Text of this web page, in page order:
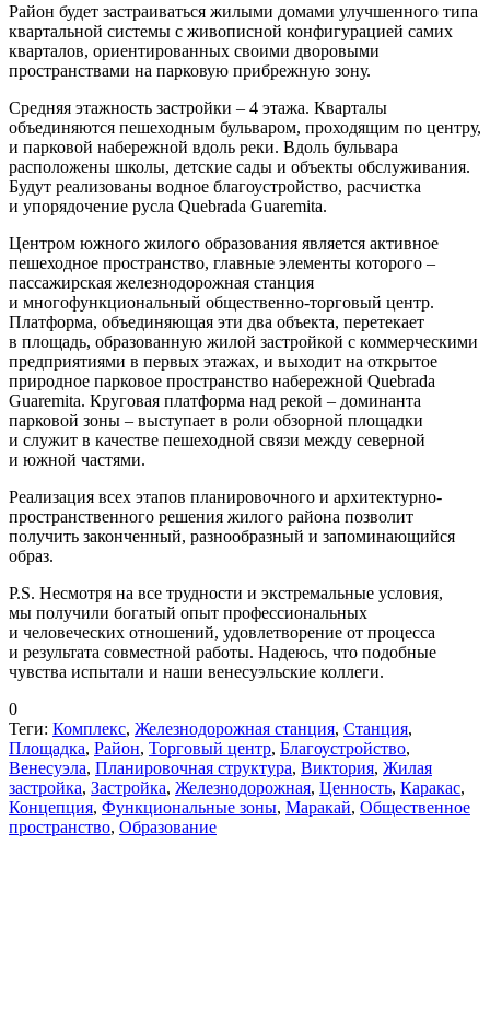
Район будет застраиваться жилыми домами улучшенного типа
квартальной системы с живописной конфигурацией самих
кварталов, ориентированных своими дворовыми
пространствами на парковую прибрежную зону.
Средняя этажность застройки – 4 этажа. Кварталы
объединяются пешеходным бульваром, проходящим по центру,
и парковой набережной вдоль реки. Вдоль бульвара
расположены школы, детские сады и объекты обслуживания.
Будут реализованы водное благоустройство, расчистка
и упорядочение русла Quebrada Guaremita.
Центром южного жилого образования является активное
пешеходное пространство, главные элементы которого –
пассажирская железнодорожная станция
и многофункциональный общественно-торговый центр.
Платформа, объединяющая эти два объекта, перетекает
в площадь, образованную жилой застройкой с коммерческими
предприятиями в первых этажах, и выходит на открытое
природное парковое пространство набережной Quebrada
Guaremita. Круговая платформа над рекой – доминанта
парковой зоны – выступает в роли обзорной площадки
и служит в качестве пешеходной связи между северной
и южной частями.
Реализация всех этапов планировочного и архитектурно-
пространственного решения жилого района позволит
получить законченный, разнообразный и запоминающийся
образ.
P.S. Несмотря на все трудности и экстремальные условия,
мы получили богатый опыт профессиональных
и человеческих отношений, удовлетворение от процесса
и результата совместной работы. Надеюсь, что подобные
чувства испытали и наши венесуэльские коллеги.
0
Теги: Комплекс, Железнодорожная станция, Станция,
Площадка, Район, Торговый центр, Благоустройство,
Венесуэла, Планировочная структура, Виктория, Жилая
застройка, Застройка, Железнодорожная, Ценность, Каракас,
Концепция, Функциональные зоны, Маракай, Общественное
пространство, Образование